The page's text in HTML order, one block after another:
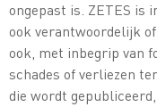
ongepast is. ZETES is
ook verantwoordelijk
ook, met inbegrip van
schades of verliezen
die wordt